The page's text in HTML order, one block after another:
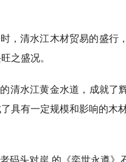
清水江木材贸易的盛行
之盛况。
水江黄金水道，成就了
具有一定规模和影响的木
头对岸 的《奕世永遵》